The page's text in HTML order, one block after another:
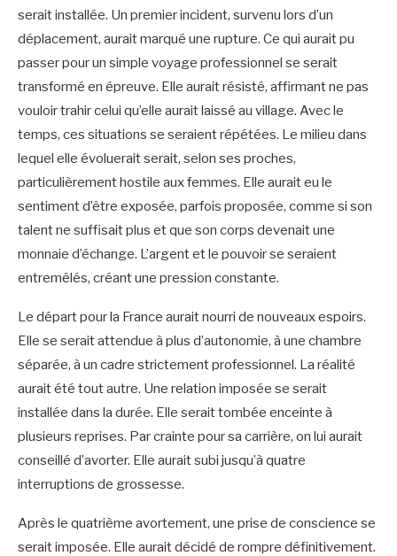
serait installée. Un premier incident, survenu lors d’un
déplacement, aurait marqué une rupture. Ce qui aurait pu
passer pour un simple voyage professionnel se serait
transformé en épreuve. Elle aurait résisté, affirmant ne pas
vouloir trahir celui qu’elle aurait laissé au village. Avec le
temps, ces situations se seraient répétées. Le milieu dans
lequel elle évoluerait serait, selon ses proches,
particulièrement hostile aux femmes. Elle aurait eu le
sentiment d’être exposée, parfois proposée, comme si son
talent ne suffisait plus et que son corps devenait une
monnaie d’échange. L’argent et le pouvoir se seraient
entremêlés, créant une pression constante.
Le départ pour la France aurait nourri de nouveaux espoirs.
Elle se serait attendue à plus d’autonomie, à une chambre
séparée, à un cadre strictement professionnel. La réalité
aurait été tout autre. Une relation imposée se serait
installée dans la durée. Elle serait tombée enceinte à
plusieurs reprises. Par crainte pour sa carrière, on lui aurait
conseillé d’avorter. Elle aurait subi jusqu’à quatre
interruptions de grossesse.
Après le quatrième avortement, une prise de conscience se
serait imposée. Elle aurait décidé de rompre définitivement.